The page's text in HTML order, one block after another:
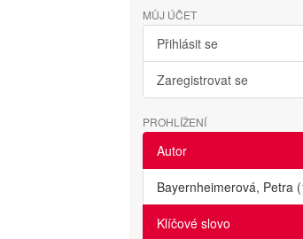
MŮJ ÚČET
Přihlásit se
Zaregistrovat se
PROHLÍŽENÍ
Autor
Bayernheimerová, Petra
Klíčové slovo